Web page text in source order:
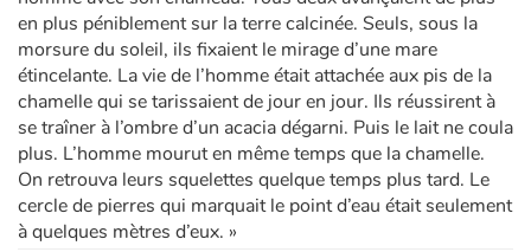
en plus péniblement sur la terre calcinée. Seuls, sous la
morsure du soleil, ils fixaient le mirage d’une mare
étincelante. La vie de l’homme était attachée aux pis de la
chamelle qui se tarissaient de jour en jour. Ils réussirent à
se traîner à l’ombre d’un acacia dégarni. Puis le lait ne coula
plus. L’homme mourut en même temps que la chamelle.
On retrouva leurs squelettes quelque temps plus tard. Le
cercle de pierres qui marquait le point d’eau était seulement
à quelques mètres d’eux. »